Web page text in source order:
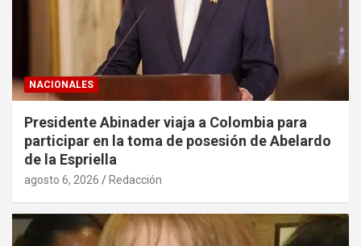
NACIONALES
Presidente Abinader viaja a Colombia para
participar en la toma de posesión de Abelardo
de la Espriella
agosto 6, 2026 Redacción